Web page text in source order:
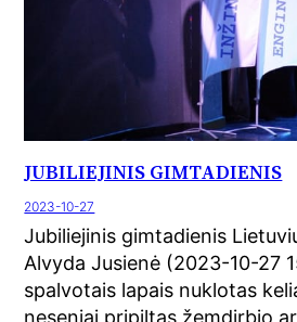
JUBILIEJINIS GIMTADIENIS
2023-10-27
Jubiliejinis gimtadienis
Alvyda Jusienė (2023-10-27
spalvotais lapais nuklotas
neseniai pripiltas žemdirbio